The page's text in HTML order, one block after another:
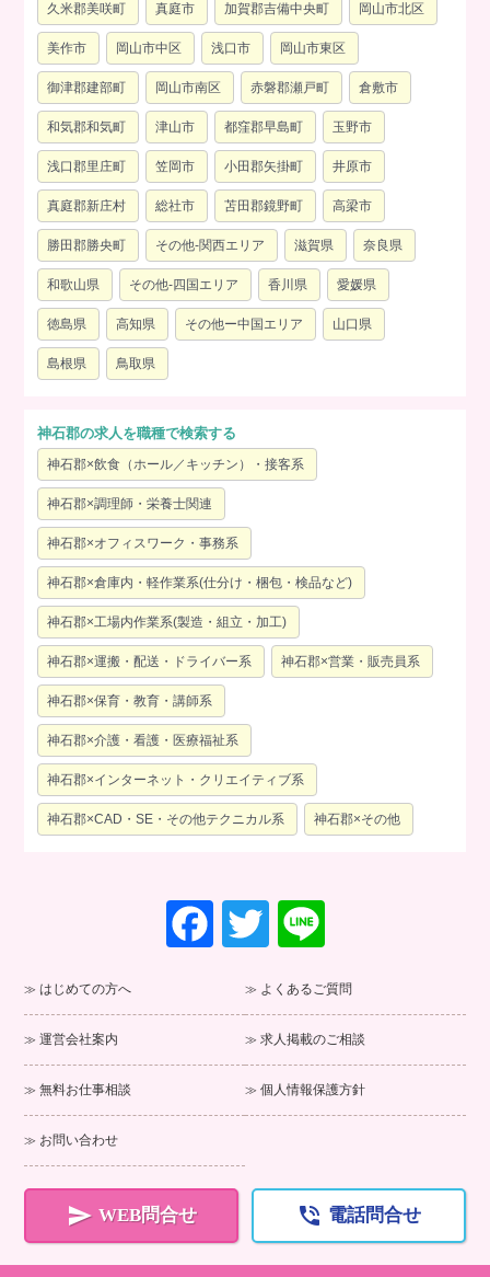
久米郡美咲町 真庭市 加賀郡吉備中央町 岡山市北区
美作市 岡山市中区 浅口市 岡山市東区
御津郡建部町 岡山市南区 赤磐郡瀬戸町 倉敷市
和気郡和気町 津山市 都窪郡早島町 玉野市
浅口郡里庄町 笠岡市 小田郡矢掛町 井原市
真庭郡新庄村 総社市 苫田郡鏡野町 高梁市
勝田郡勝央町 その他-関西エリア 滋賀県 奈良県
和歌山県 その他-四国エリア 香川県 愛媛県
徳島県 高知県 その他ー中国エリア 山口県
島根県 鳥取県
神石郡の求人を職種で検索する
神石郡×飲食（ホール／キッチン）・接客系
神石郡×調理師・栄養士関連
神石郡×オフィスワーク・事務系
神石郡×倉庫内・軽作業系(仕分け・梱包・検品など)
神石郡×工場内作業系(製造・組立・加工)
神石郡×運搬・配送・ドライバー系 神石郡×営業・販売員系
神石郡×保育・教育・講師系
神石郡×介護・看護・医療福祉系
神石郡×インターネット・クリエイティブ系
神石郡×CAD・SE・その他テクニカル系 神石郡×その他
F
a
e
b
o
k
T
wi
tt
er
e
はじめての方へ よくあるご質問
運営会社案内 求人掲載のご相談
無料お仕事相談 個人情報保護方針
お問い合わせ
 WEB問合せ  電話問合せ